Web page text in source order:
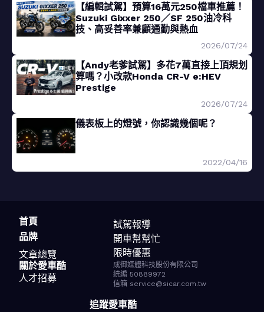
【編輯試駕】預算16萬元250檔車推薦！
Suzuki Gixxer 250／SF 250油冷科
技、高妥善率兼顧通勤與熱血
2026/07/24
【Andy老爹試駕】多花7萬直接上頂規划
算嗎？小改款Honda CR-V e:HEV
Prestige
2026/07/24
儀表板上的燈號，你認識幾個呢？
2022/04/16
首頁
品牌
文章總覽
試駕報導
開車幫幫忙
限時優惠
關於愛車酷
人才招募
成御媒體科技股份有限公司
統編 50889972
信箱 service@sicar.com.tw
追蹤愛車酷